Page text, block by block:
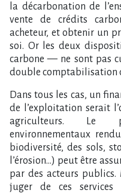
la décarbonation de
vente de crédits
acheteur, et obtenir un
soi. Or les deux
carbone — ne sont pas
double comptabilisation
Dans tous les cas, un
de l’exploitation serait
agriculteurs. Le
environnementaux
biodiversité, des sols,
l’érosion…) peut être
par des acteurs
juger de ces services